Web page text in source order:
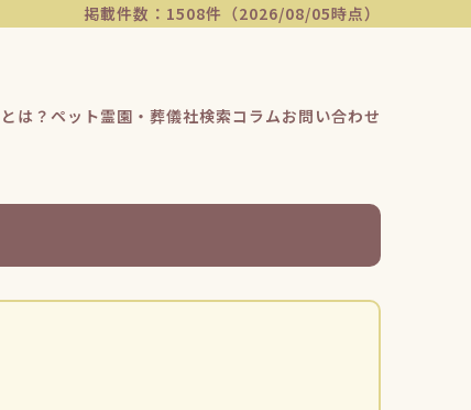
掲載件数：1508件（2026/08/05時点）
は？ ペット霊園・葬儀社検索コラムお問い合わせ